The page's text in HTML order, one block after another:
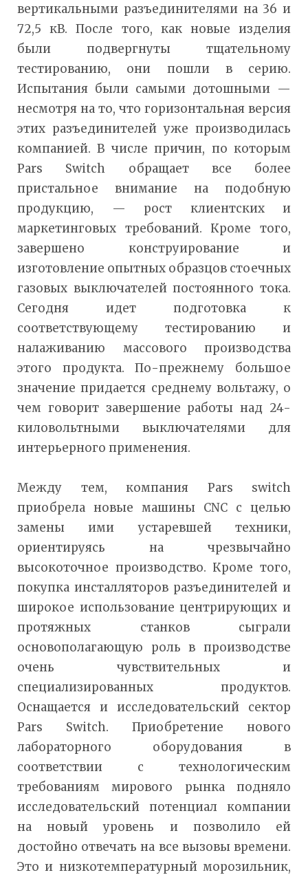
вертикальными разъединителями на 36 и
72,5 кВ. После того, как новые изделия
были подвергнуты тщательному
тестированию, они пошли в серию.
Испытания были самыми дотошными —
несмотря на то, что горизонтальная версия
этих разъединителей уже производилась
компанией. В числе причин, по которым
Pars Switch обращает все более
пристальное внимание на подобную
продукцию, — рост клиентских и
маркетинговых требований. Кроме того,
завершено конструирование и
изготовление опытных образцов стоечных
газовых выключателей постоянного тока.
Сегодня идет подготовка к
соответствующему тестированию и
налаживанию массового производства
этого продукта. По-прежнему большое
значение придается среднему вольтажу, о
чем говорит завершение работы над 24-
киловольтными выключателями для
интерьерного применения.
Между тем, компания Pars switch
приобрела новые машины CNC с целью
замены ими устаревшей техники,
ориентируясь на чрезвычайно
высокоточное производство. Кроме того,
покупка инсталляторов разъединителей и
широкое использование центрирующих и
протяжных станков сыграли
основополагающую роль в производстве
очень чувствительных и
специализированных продуктов.
Оснащается и исследовательский сектор
Pars Switch. Приобретение нового
лабораторного оборудования в
соответствии с технологическим
требованиям мирового рынка подняло
исследовательский потенциал компании
на новый уровень и позволило ей
достойно отвечать на все вызовы времени.
Это и низкотемпературный морозильник,